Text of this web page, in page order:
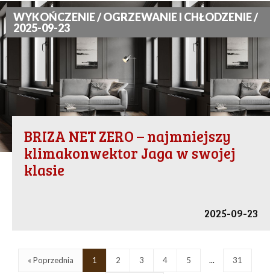
WYKOŃCZENIE / OGRZEWANIE I CHŁODZENIE /
2025-09-23
BRIZA NET ZERO – najmniejszy
klimakonwektor Jaga w swojej
klasie
2025-09-23
« Poprzednia 1 2 3 4 5 ... 31